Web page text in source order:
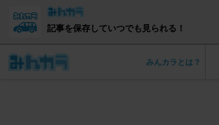
記事を保存していつでも見られる！
みんカラとは？